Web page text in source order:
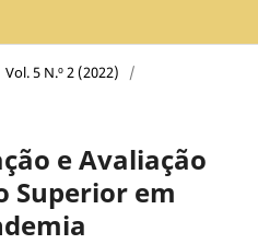
Vol. 5 N.º 2 (2022)
/
e Avaliação
Superior em